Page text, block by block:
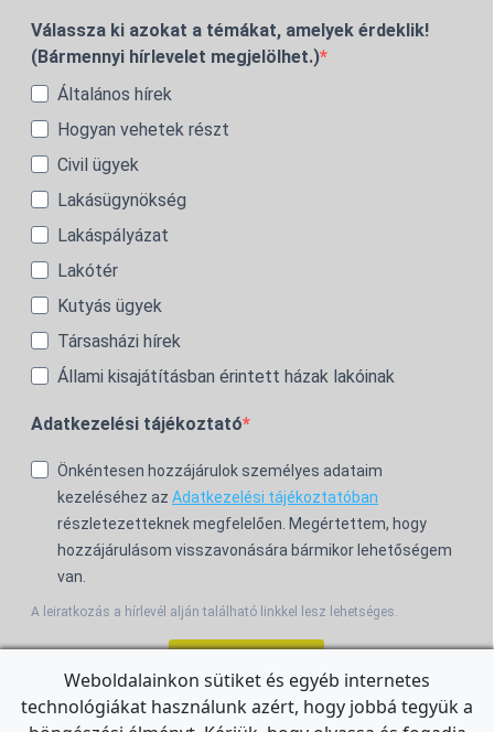
Válassza ki azokat a témákat, amelyek érdeklik!
(Bármennyi hírlevelet megjelölhet.)
Általános hírek
Hogyan vehetek részt
Civil ügyek
Lakásügynökség
Lakáspályázat
Lakótér
Kutyás ügyek
Társasházi hírek
Állami kisajátításban érintett házak lakóinak
Adatkezelési tájékoztató
Önkéntesen hozzájárulok személyes adataim
kezeléséhez az Adatkezelési tájékoztatóban
részletezetteknek megfelelően. Megértettem, hogy
hozzájárulásom visszavonására bármikor lehetőségem
van.
A leiratkozás a hírlevél alján található linkkel lesz lehetséges.
For the English Newsletter, clickHERE.
Weboldalainkon sütiket és egyéb internetes
technológiákat használunk azért, hogy jobbá tegyük a